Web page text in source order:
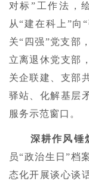
对标”工作法，
从“建在科上”向
关“四强”党支部
立离退休党支部
关企联建、支部
驿站、化解基层
服务示范窗口。
深耕作风锤炼
员“政治生日”档
态化开展谈心谈